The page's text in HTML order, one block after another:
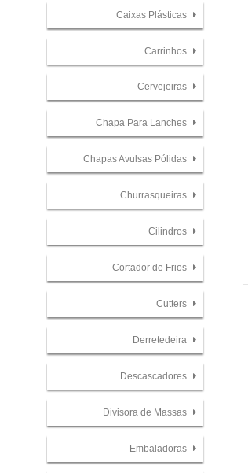
Caixas Plásticas
Carrinhos
Cervejeiras
Chapa Para Lanches
Chapas Avulsas Pólidas
Churrasqueiras
Cilindros
Cortador de Frios
Cutters
Derretedeira
Descascadores
Divisora de Massas
Embaladoras